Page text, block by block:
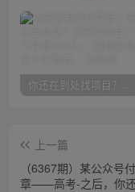
你还在到处找项目？还在当韭菜？我靠卖项目一个月收入5万+，曾经我也是个失败者。
上一篇
（6367期）某公众号
章——高考-之后，你